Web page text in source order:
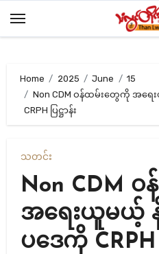
Home 2025 June
15
Non CDM ဝန်ထမ်းတွေကို အရ
CRPH ပြဋ္ဌာန်း
သတင်း
Non CDM
အရေးယူမယ့်
ပ‌ဒေကို CRPH